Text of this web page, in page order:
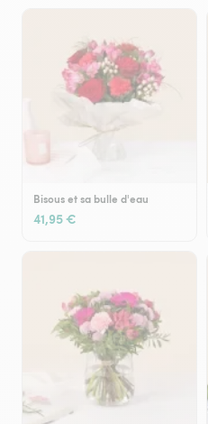
Bisous et sa bulle d'eau
41,95 €